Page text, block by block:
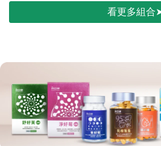
看更多組合